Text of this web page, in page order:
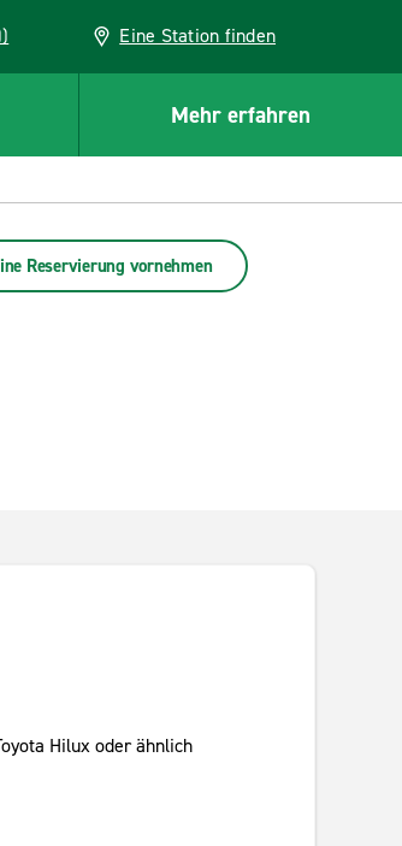
Eine Station finden
Mehr erfahren
Reservierung vornehmen